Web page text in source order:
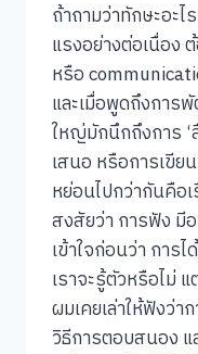
ถ้าถามว่าทักษะอะ
แรงอย่างต่อเนื่อง
หรือ
และเมื่อพูดถึงกา
ใหญ่มักนึกถึงการ ‘
เสนอ หรือการเขีย
หย่อนไปกว่ากันคือ
สงสัยว่า การฟัง มี
เข้าใจก่อนว่า การ
เราจะรู้ตัวหรือไม่
ผมเคยเล่าให้ฟังว่
วิธีการตอบสนอง แ